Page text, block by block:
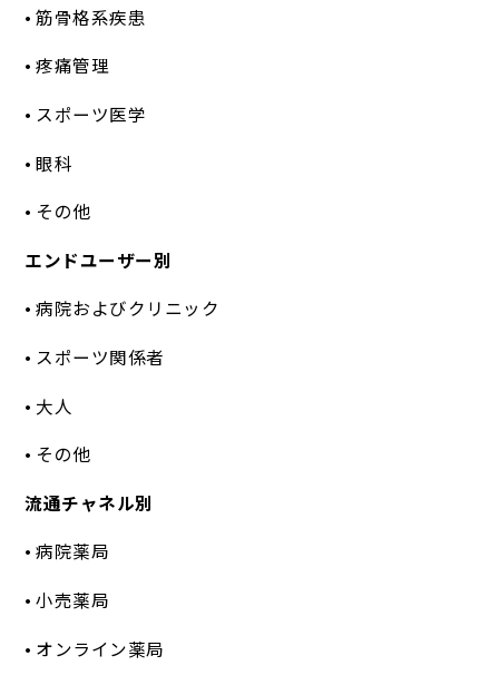
• 筋骨格系疾患
• 疼痛管理
• スポーツ医学
• 眼科
• その他
エンドユーザー別
• 病院およびクリニック
• スポーツ関係者
• 大人
• その他
流通チャネル別
• 病院薬局
• 小売薬局
• オンライン薬局